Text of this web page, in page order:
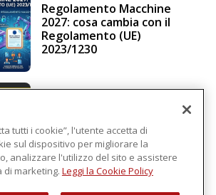
Regolamento Macchine
2027: cosa cambia con il
Regolamento (UE)
2023/1230
intelligenza in cloud
tutti i cookie”, l'utente accetta di
sul dispositivo per migliorare la
analizzare l'utilizzo del sito e assistere
di marketing. Leggi la Cookie Policy